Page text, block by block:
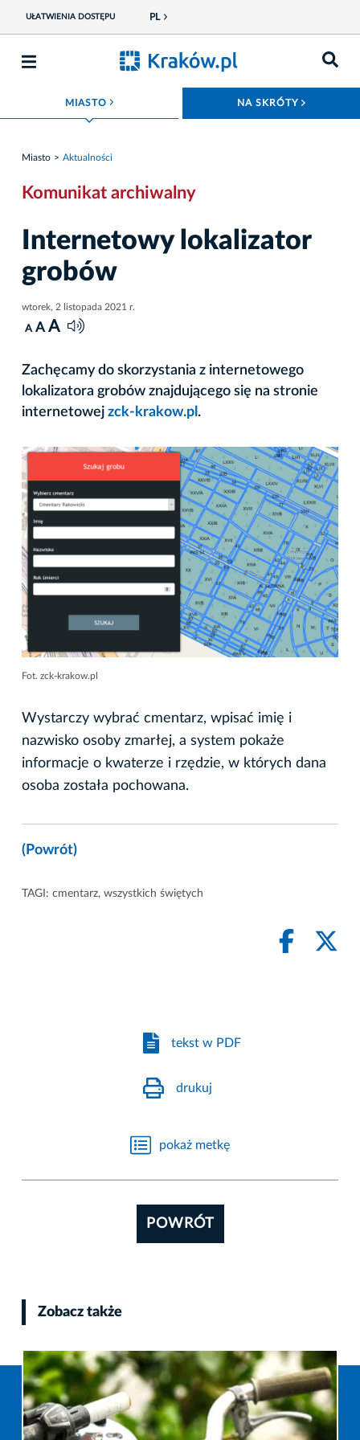
UŁATWIENIA DOSTĘPU PL
MIASTO ROZWIŃ MENU NA SKRÓTY
Miasto Aktualności
Komunikat archiwalny
Internetowy lokalizator
grobów
wtorek, 2 listopada 2021 r.
A A A
Zachęcamy do skorzystania z internetowego
lokalizatora grobów znajdującego się na stronie
internetowej zck-krakow.pl .
Fot. zck-krakow.pl
Wystarczy wybrać cmentarz, wpisać imię i
nazwisko osoby zmarłej, a system pokaże
informacje o kwaterze i rzędzie, w których dana
osoba została pochowana.
(Powrót)
TAGI: cmentarz, wszystkich świętych
tekst w PDF
drukuj
pokaż metkę
POWRÓT
Zobacz także